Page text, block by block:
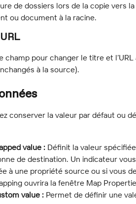
de dossiers lors de la copie vers
ou document à la racine.
champ pour changer le titre et
à la source).
conserver la valeur par défaut ou
value : Définit la valeur
de destination. Un indicateur
à une propriété source ou si vous
ouvrira la fenêtre Map
value : Permet de définir une